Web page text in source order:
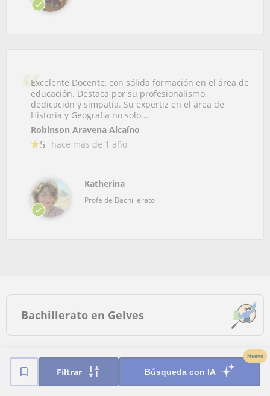
Filtrar Búsqueda con IA
Nuevo
Excelente Docente, con sólida formación en el área de
educación. Destaca por su profesionalismo,
dedicación y simpatía. Su expertiz en el área de
Historia y Geografia no solo...
Robinson Aravena Alcaíno
5 hace más de 1 año
Katherina
Profe de Bachillerato
Bachillerato en Gelves
Clases de Bachillerato a
domicilio en Sevilla
Profesor de
Bachillerato online